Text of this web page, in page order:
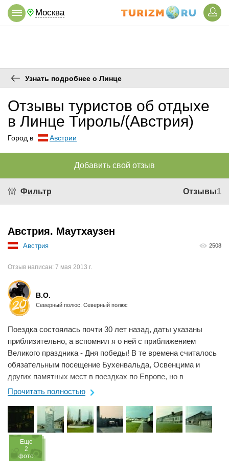
Москва
Узнать подробнее о Линце
Отзывы туристов об отдыхе
в Линце Тироль/(Австрия)
Город в Австрии
Добавить свой отзыв
Фильтр Отзывы1
Австрия. Маутхаузен
Австрия 2508
Отзыв написан: 7 мая 2013 г.
B.O.
Северный полюс. Северный полюс
Поездка состоялась почти 30 лет назад, даты указаны
приблизительно, а вспомнил я о ней с приближением
Великого праздника - Дня победы! В те времена считалось
обязательным посещение Бухенвальда, Освенцима и
других памятных мест в поездках по Европе, но в
нынешние времена турфирмы вычеркнули ...
Прочитать полностью
Eще
2
фото